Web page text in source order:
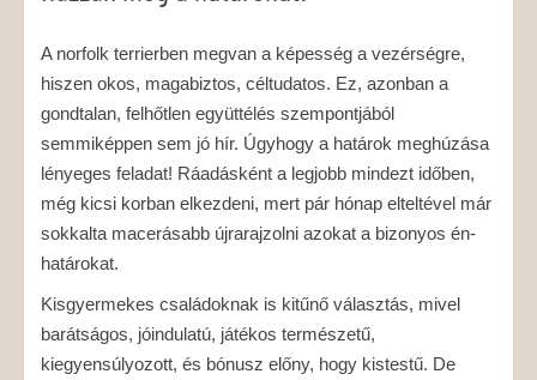
A norfolk terrierben megvan a képesség a vezérségre,
hiszen okos, magabiztos, céltudatos. Ez, azonban a
gondtalan, felhőtlen együttélés szempontjából
semmiképpen sem jó hír. Úgyhogy a határok meghúzása
lényeges feladat! Ráadásként a legjobb mindezt időben,
még kicsi korban elkezdeni, mert pár hónap elteltével már
sokkalta macerásabb újrarajzolni azokat a bizonyos én-
határokat.
Kisgyermekes családoknak is kitűnő választás, mivel
barátságos, jóindulatú, játékos természetű,
kiegyensúlyozott, és bónusz előny, hogy kistestű. De